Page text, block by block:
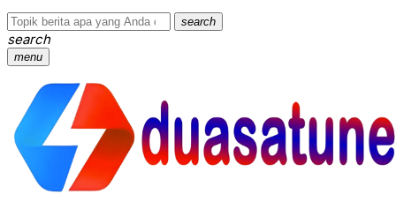
search
search
menu